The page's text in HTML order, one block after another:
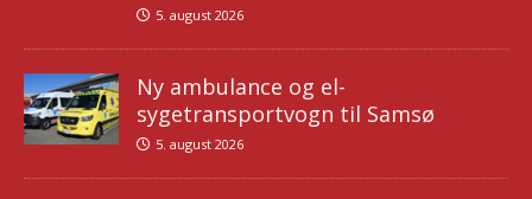
5. august 2026
Ny ambulance og el-
sygetransportvogn til Samsø
5. august 2026